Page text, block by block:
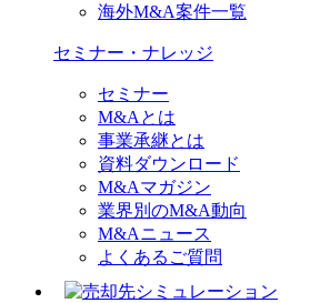
海外M&A案件一覧
セミナー・ナレッジ
セミナー
M&Aとは
事業承継とは
資料ダウンロード
M&Aマガジン
業界別のM&A動向
M&Aニュース
よくあるご質問